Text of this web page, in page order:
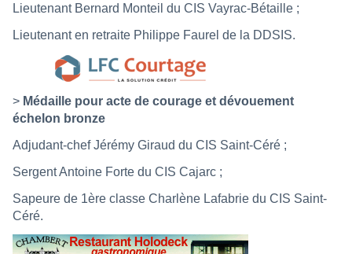
Lieutenant Bernard Monteil du CIS Vayrac-Bétaille ;
Lieutenant en retraite Philippe Faurel de la DDSIS.
> Médaille pour acte de courage et dévouement
échelon bronze
Adjudant-chef Jérémy Giraud du CIS Saint-Céré ;
Sergent Antoine Forte du CIS Cajarc ;
Sapeure de 1ère classe Charlène Lafabrie du CIS Saint-
Céré.